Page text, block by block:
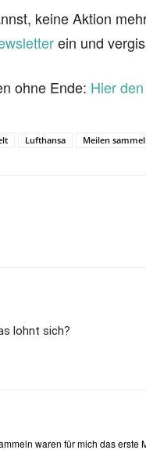
keine Aktion
ein und
ohne Ende: Hier
Lufthansa Meilen
lohnt sich?
waren für mich das erste